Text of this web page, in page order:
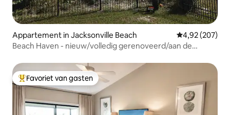
Appartement in Jacksonville Beach Gemiddelde
4,92 (207)
Beach Haven - nieuw/volledig gerenoveerd/aan de
Topfavoriet van gasten
Favoriet van gasten